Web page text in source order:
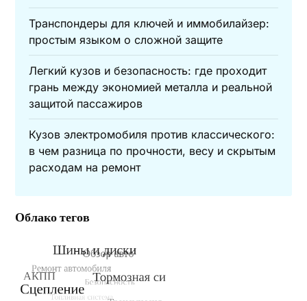
Транспондеры для ключей и иммобилайзер:
простым языком о сложной защите
Легкий кузов и безопасность: где проходит
грань между экономией металла и реальной
защитой пассажиров
Кузов электромобиля против классического:
в чем разница по прочности, весу и скрытым
расходам на ремонт
Облако тегов